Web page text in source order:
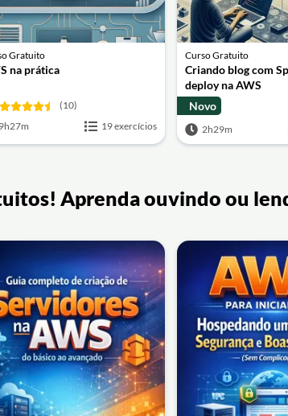
Gratuito
na prática
(10)
9h27m
19 exercícios
Curso Gratuito
Criando blog com
deploy na AWS
Novo
2h29m
Aprenda ouvindo ou